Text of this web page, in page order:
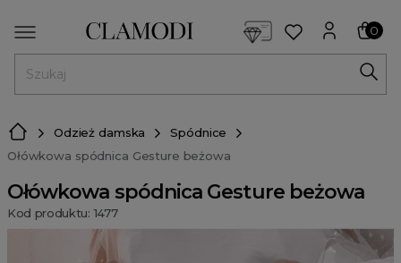
0
Odzież damska
Spódnice
Ołówkowa spódnica Gesture beżowa
Ołówkowa spódnica Gesture beżowa
Kod produktu: 1477